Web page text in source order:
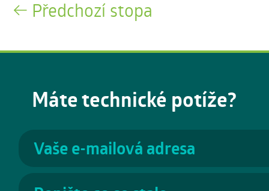
Předchozí stopa
Máte technické potíže?